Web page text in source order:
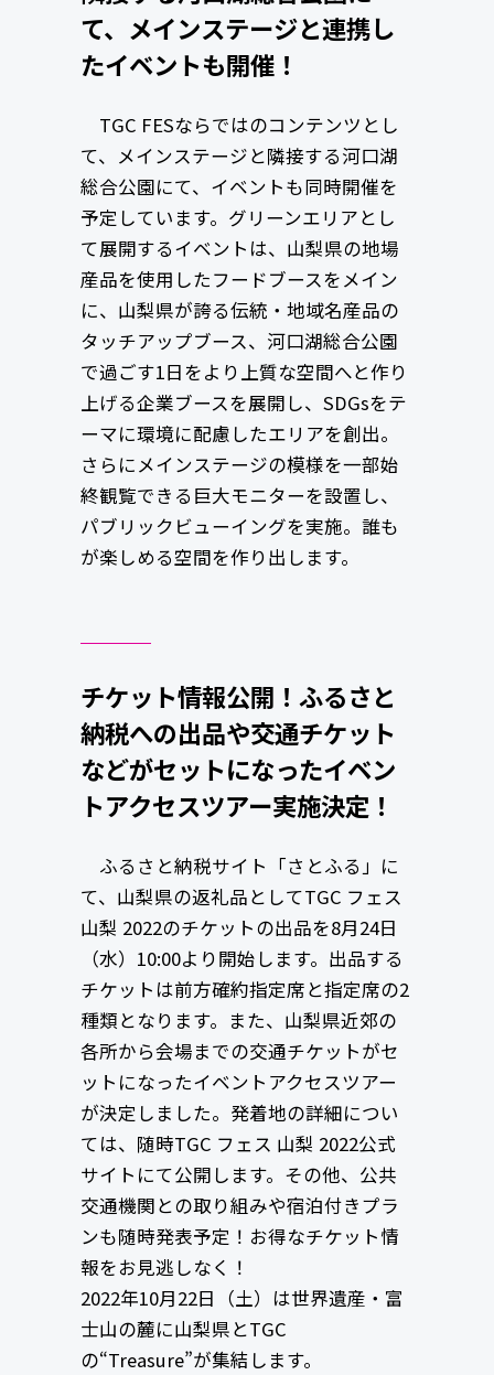
て、メインステージと連携し
たイベントも開催！
TGC FESならではのコンテンツとし
て、メインステージと隣接する河口湖
総合公園にて、イベントも同時開催を
予定しています。グリーンエリアとし
て展開するイベントは、山梨県の地場
産品を使用したフードブースをメイン
に、山梨県が誇る伝統・地域名産品の
タッチアップブース、河口湖総合公園
で過ごす1日をより上質な空間へと作り
上げる企業ブースを展開し、SDGsをテ
ーマに環境に配慮したエリアを創出。
さらにメインステージの模様を一部始
終観覧できる巨大モニターを設置し、
パブリックビューイングを実施。誰も
が楽しめる空間を作り出します。
チケット情報公開！ふるさと
納税への出品や交通チケット
などがセットになったイベン
トアクセスツアー実施決定！
ふるさと納税サイト「さとふる」に
て、山梨県の返礼品としてTGC フェス
山梨 2022のチケットの出品を8月24日
（水）10:00より開始します。出品する
チケットは前方確約指定席と指定席の2
種類となります。また、山梨県近郊の
各所から会場までの交通チケットがセ
ットになったイベントアクセスツアー
が決定しました。発着地の詳細につい
ては、随時TGC フェス 山梨 2022公式
サイトにて公開します。その他、公共
交通機関との取り組みや宿泊付きプラ
ンも随時発表予定！お得なチケット情
報をお見逃しなく！
2022年10月22日（土）は世界遺産・富
士山の麓に山梨県とTGC
の“Treasure”が集結します。